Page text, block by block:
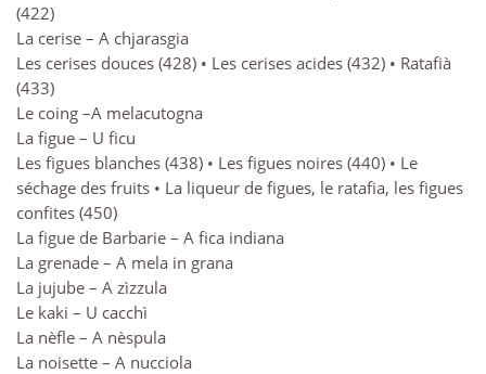
(422)
La cerise – A chjarasgia
Les cerises douces (428) • Les cerises acides (432) • Ratafià
(433)
Le coing –A melacutogna
La figue – U ficu
Les figues blanches (438) • Les figues noires (440) • Le
séchage des fruits • La liqueur de figues, le ratafia, les figues
confites (450)
La figue de Barbarie – A fica indiana
La grenade – A mela in grana
La jujube – A zìzzula
Le kaki – U cacchì
La nèfle – A nèspula
La noisette – A nucciola